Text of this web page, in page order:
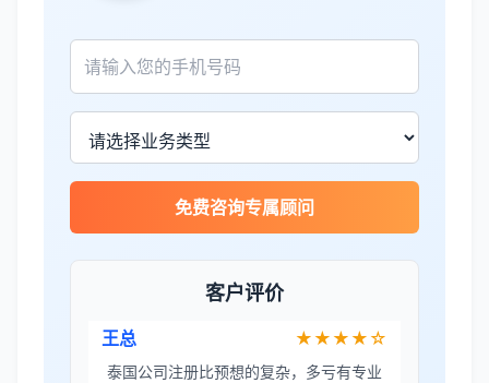
免费咨询专属顾问
客户评价
张先生
服务专业高效，一周就完成了泰国公司注
James Wilson ★★★★★
金兔国际帮我们完成了泰国建厂的所有法
王总 ★★★★☆
泰国公司注册比预想的复杂，多亏有专业